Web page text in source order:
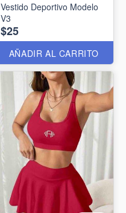
Vestido Deportivo Modelo
V3
$25
AÑADIR AL CARRITO